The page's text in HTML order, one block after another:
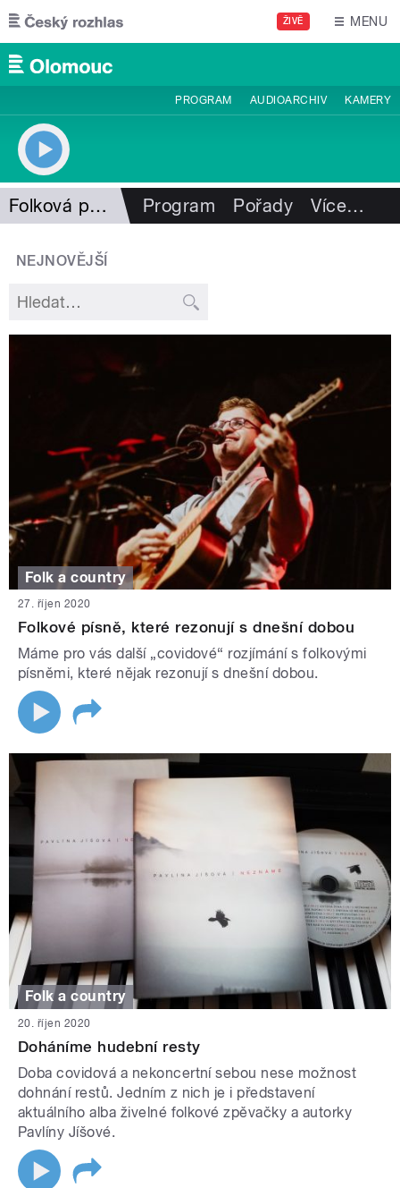
Přejít k hlavnímu obsahu
ŽIVĚ MENU
PROGRAM AUDIOARCHIV KAMERY
Folková pohlazení Program Pořady Více…
NEJNOVĚJŠÍ
Folk a country
27. říjen 2020
Folkové písně, které rezonují s dnešní dobou
Máme pro vás další „covidové“ rozjímání s folkovými
písněmi, které nějak rezonují s dnešní dobou.
Folk a country
20. říjen 2020
Doháníme hudební resty
Doba covidová a nekoncertní sebou nese možnost
dohnání restů. Jedním z nich je i představení
aktuálního alba živelné folkové zpěvačky a autorky
Pavlíny Jíšové.